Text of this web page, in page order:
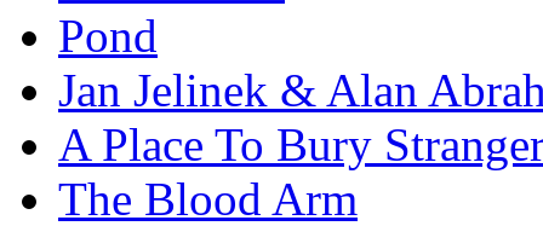
Pond
Jan Jelinek & Alan
A Place To Bury
The Blood Arm